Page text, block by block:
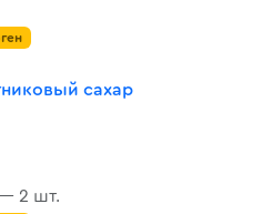
сахар
2 шт.